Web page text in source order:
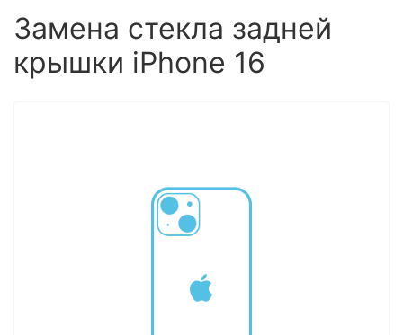
Замена стекла задней
крышки iPhone 16